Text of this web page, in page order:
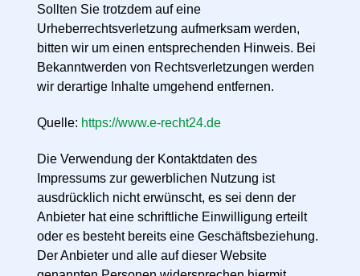
Sollten Sie trotzdem auf eine
Urheberrechtsverletzung aufmerksam werden,
bitten wir um einen entsprechenden Hinweis. Bei
Bekanntwerden von Rechtsverletzungen werden
wir derartige Inhalte umgehend entfernen.
Quelle: https://www.e-recht24.de
Die Verwendung der Kontaktdaten des
Impressums zur gewerblichen Nutzung ist
ausdrücklich nicht erwünscht, es sei denn der
Anbieter hat eine schriftliche Einwilligung erteilt
oder es besteht bereits eine Geschäftsbeziehung.
Der Anbieter und alle auf dieser Website